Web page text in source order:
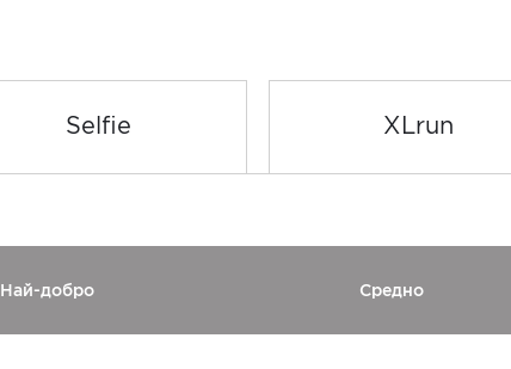
Selfie XLrun
Най-добро Средно